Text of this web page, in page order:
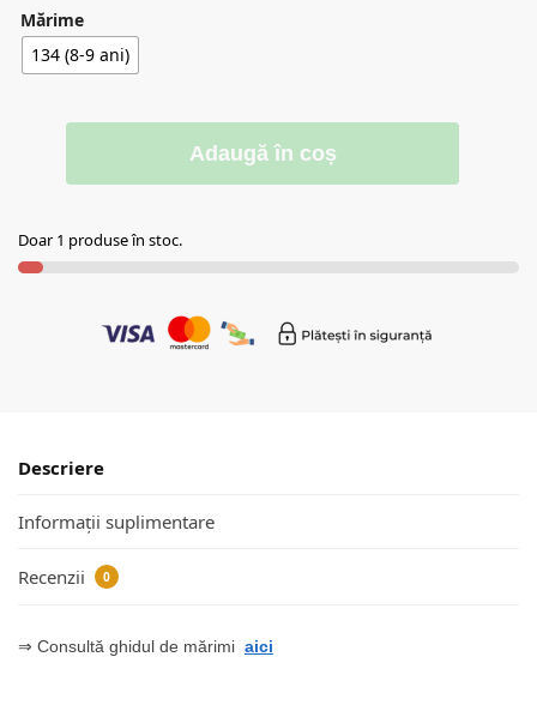
Mărime
134 (8-9 ani)
Adaugă în coș
Doar 1 produse în stoc.
Descriere
Informații suplimentare
Recenzii 0
⇒ Consultă ghidul de mărimi aici